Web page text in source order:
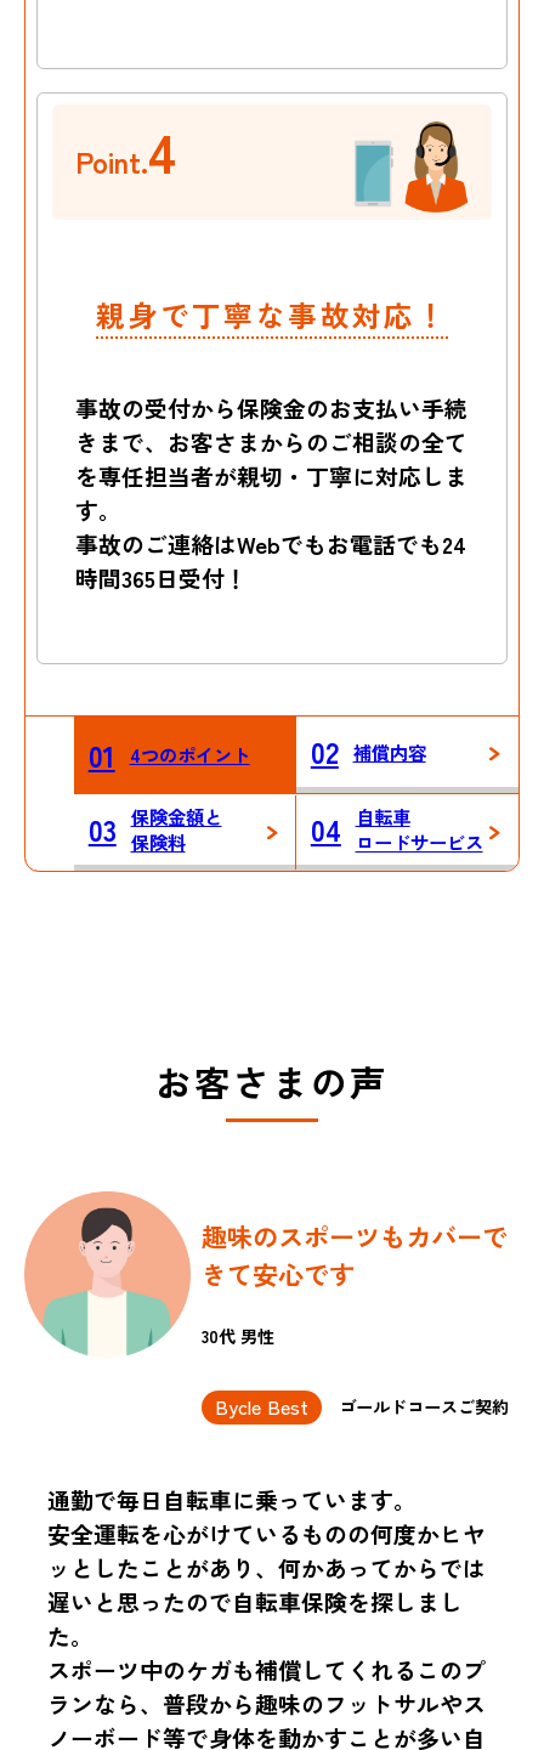
Point.4
親身で丁寧な事故対応！
事故の受付から保険金のお支払い手続
きまで、お客さまからのご相談の全て
を専任担当者が親切・丁寧に対応しま
す。
事故のご連絡はWebでもお電話でも24
時間365日受付！
01 4つのポイント 02 補償内容
03 保険金額と
保険料
04
自転車
ロードサービス
お客さまの声
趣味のスポーツもカバーで
きて安心です
30代 男性
Bycle Best ゴールドコースご契約
通勤で毎日自転車に乗っています。
安全運転を心がけているものの何度かヒヤ
ッとしたことがあり、何かあってからでは
遅いと思ったので自転車保険を探しまし
た。
スポーツ中のケガも補償してくれるこのプ
ランなら、普段から趣味のフットサルやス
ノーボード等で身体を動かすことが多い自